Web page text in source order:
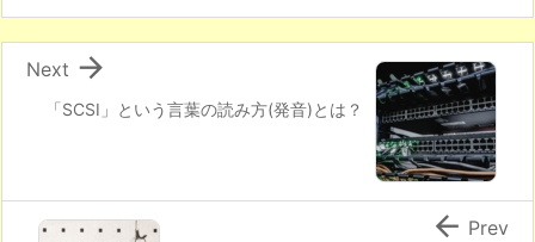
「SCSI」という言葉の読み方(発音)とは？

Next
 Prev